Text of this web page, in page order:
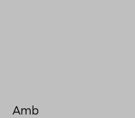
Amb